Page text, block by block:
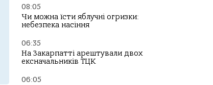
08:05
Чи можна їсти яблучні огризки:
небезпека насіння
06:35
На Закарпатті арештували двох
ексначальників ТЦК
06:05